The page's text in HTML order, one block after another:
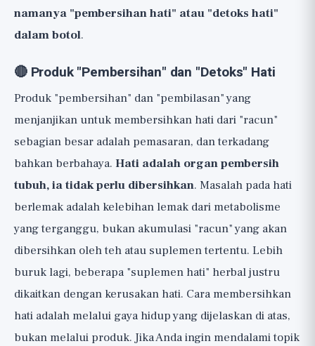
namanya "pembersihan hati" atau "detoks hati"
dalam botol.
🔴 Produk "Pembersihan" dan "Detoks" Hati
Produk "pembersihan" dan "pembilasan" yang
menjanjikan untuk membersihkan hati dari "racun"
sebagian besar adalah pemasaran, dan terkadang
bahkan berbahaya. Hati adalah organ pembersih
tubuh, ia tidak perlu dibersihkan. Masalah pada hati
berlemak adalah kelebihan lemak dari metabolisme
yang terganggu, bukan akumulasi "racun" yang akan
dibersihkan oleh teh atau suplemen tertentu. Lebih
buruk lagi, beberapa "suplemen hati" herbal justru
dikaitkan dengan kerusakan hati. Cara membersihkan
hati adalah melalui gaya hidup yang dijelaskan di atas,
bukan melalui produk. Jika Anda ingin mendalami topik